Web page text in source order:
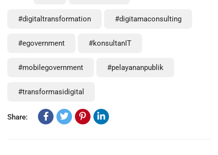
#digitaltransformation #digitamaconsulting
#egovernment #konsultanIT
#mobilegovernment #pelayananpublik
#transformasidigital
Share: